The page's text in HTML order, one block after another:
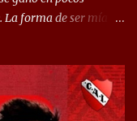
forma de ser mía
y me gusta
y eso también
por izquierda, pero me